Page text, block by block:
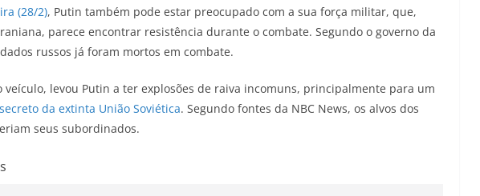
(28/2), Putin também pode estar preocupado com a sua força militar, que,
parece encontrar resistência durante o combate. Segundo o governo da
russos já foram mortos em combate.
veículo, levou Putin a ter explosões de raiva incomuns, principalmente para um
da extinta União Soviética. Segundo fontes da NBC News, os alvos dos
seus subordinados.